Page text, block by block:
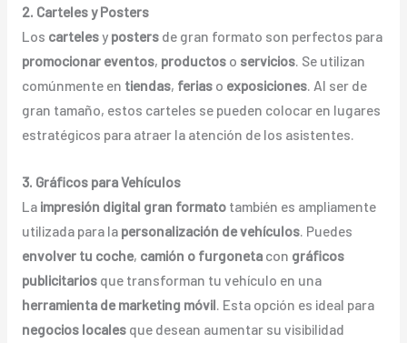
2. Carteles y Posters
Los cartelesy postersde gran formato son perfectos para
promocionar eventos, productoso servicios. Se utilizan
comúnmente en tiendas, feriaso exposiciones. Al ser de
gran tamaño, estos carteles se pueden colocar en lugares
estratégicos para atraer la atención de los asistentes.
3. Gráficos para Vehículos
La impresión digital gran formatotambién es ampliamente
utilizada para la personalización de vehículos. Puedes
envolver tu coche, camión o furgonetacon gráficos
publicitariosque transforman tu vehículo en una
herramienta de marketing móvil . Esta opción es ideal para
negocios localesque desean aumentar su visibilidad